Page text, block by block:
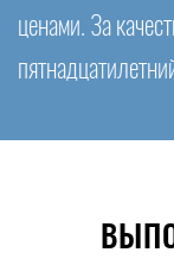
ценами. За